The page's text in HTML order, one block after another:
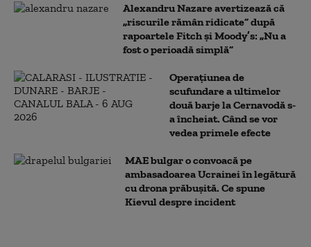
Alexandru Nazare avertizează că
„riscurile rămân ridicate” după
rapoartele Fitch și Moody’s: „Nu a
fost o perioadă simplă”
Operațiunea de
scufundare a ultimelor
două barje la Cernavodă s-
a încheiat. Când se vor
vedea primele efecte
MAE bulgar o convoacă pe
ambasadoarea Ucrainei în legătură
cu drona prăbuşită. Ce spune
Kievul despre incident